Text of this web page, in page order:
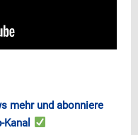
mehr und abonniere